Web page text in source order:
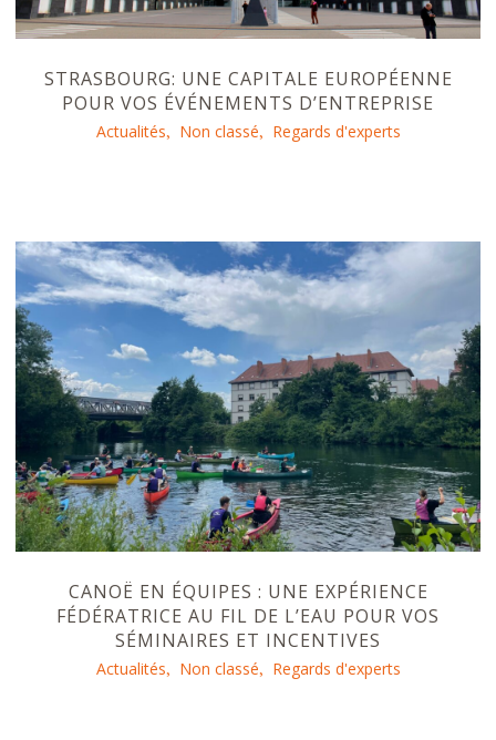
STRASBOURG: UNE CAPITALE EUROPÉENNE
POUR VOS ÉVÉNEMENTS D’ENTREPRISE
Actualités, Non classé, Regards d'experts
CANOË EN ÉQUIPES : UNE EXPÉRIENCE
FÉDÉRATRICE AU FIL DE L’EAU POUR VOS
SÉMINAIRES ET INCENTIVES
Actualités, Non classé, Regards d'experts